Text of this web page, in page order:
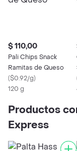
$ 110,00
Pali Chips Snack
Ramitas de Queso
($0.92/g)
120 g
Productos
Express